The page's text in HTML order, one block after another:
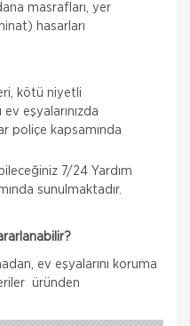
masrafları, yer
hasarları
kötü niyetli
eşyalarınızda
poliçe kapsamında
7/24 Yardım
sunulmaktadır.
ev eşyalarını koruma
üründen
deprem
ve yer kaymasının
hasarlara karşı
Doğal Afetler